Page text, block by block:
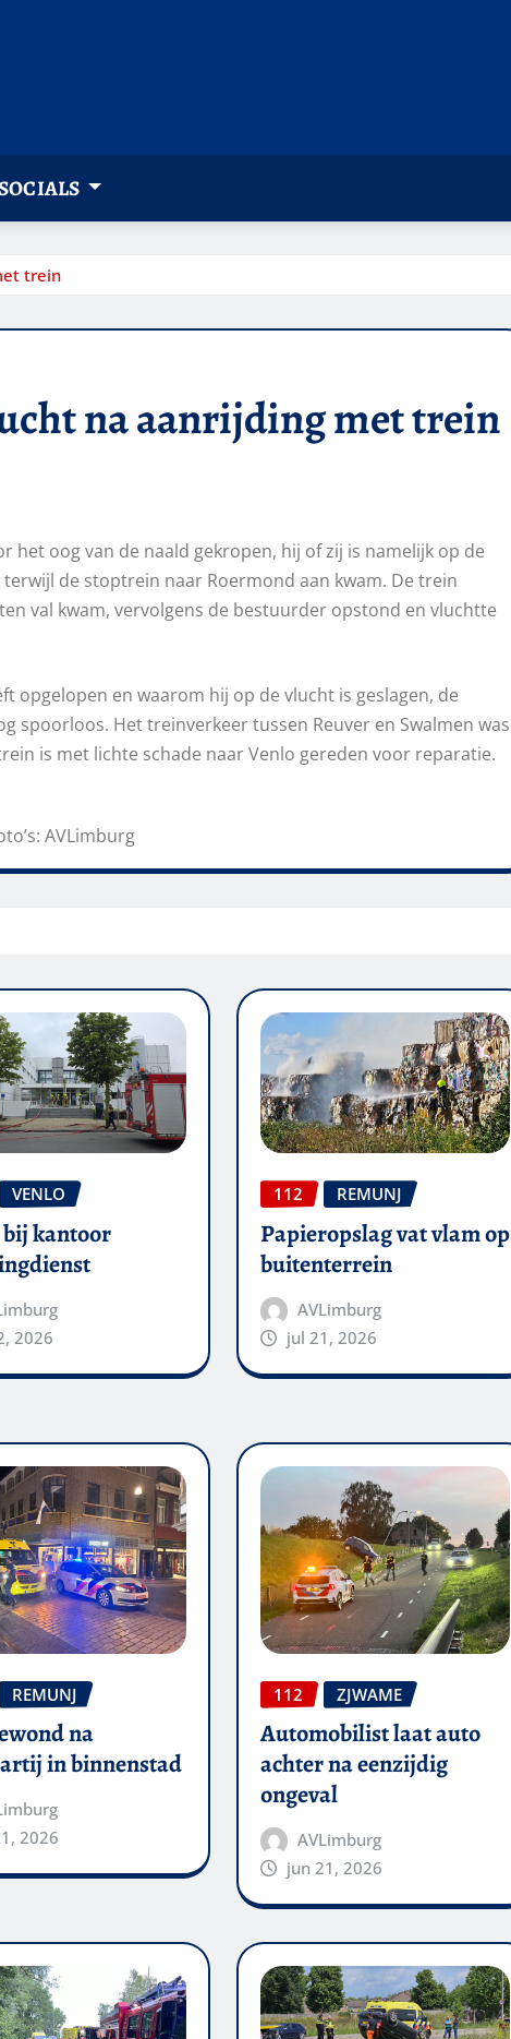
trein
na aanrijding met trein
het oog van de naald gekropen, hij of zij is namelijk op de
de stoptrein naar Roermond aan kwam. De trein
val kwam, vervolgens de bestuurder opstond en vluchtte
opgelopen en waarom hij op de vlucht is geslagen, de
spoorloos. Het treinverkeer tussen Reuver en Swalmen was
is met lichte schade naar Venlo gereden voor reparatie.
AVLimburg
VENLO
kantoor
2026
112 REMUNJ
Papieropslag vat vlam op
buitenterrein
AVLimburg
jul 21, 2026
REMUNJ
na
in binnenstad
2026
112 ZJWAME
Automobilist laat auto
achter na eenzijdig
ongeval
AVLimburg
jun 21, 2026